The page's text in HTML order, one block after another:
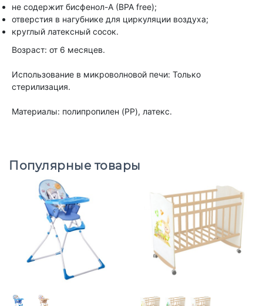
не содержит бисфенол-А (BPA free);
отверстия в нагубнике для циркуляции воздуха;
круглый латексный сосок.
Возраст: от 6 месяцев.
Использование в микроволновой печи: Только
стерилизация.
Материалы: полипропилен (PP), латекс.
Популярные товары